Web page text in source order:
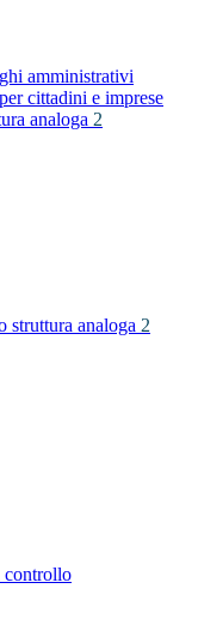
amministrativi
cittadini e imprese
analoga 2
struttura analoga 2
controllo